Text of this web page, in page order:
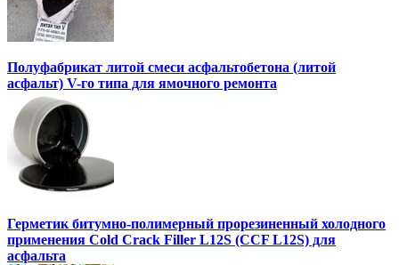
Полуфабрикат литой смеси асфальтобетона (литой
асфальт) V-го типа для ямочного ремонта
Герметик битумно-полимерный прорезиненный холодного
применения Cold Crack Filler L12S (ССF L12S) для
асфальта